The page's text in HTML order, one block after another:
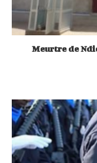
Meurtre de